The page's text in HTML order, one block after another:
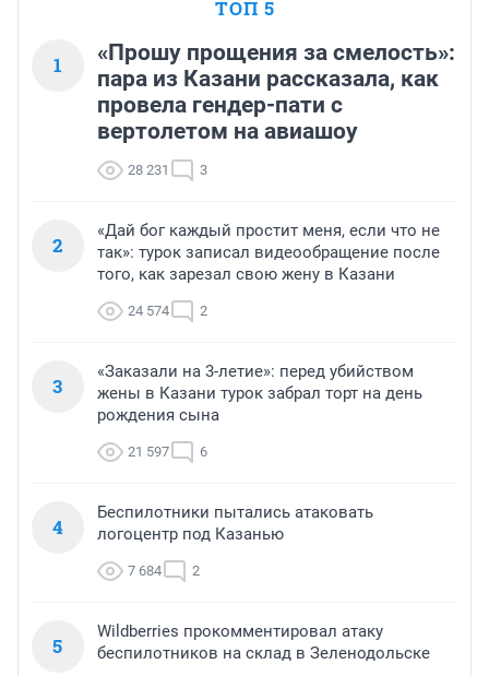
ТОП 5
1
«Прошу прощения за смелость»:
пара из Казани рассказала, как
провела гендер-пати с
вертолетом на авиашоу
28 231 3
2
«Дай бог каждый простит меня, если что не
так»: турок записал видеообращение после
того, как зарезал свою жену в Казани
24 574 2
3
«Заказали на 3-летие»: перед убийством
жены в Казани турок забрал торт на день
рождения сына
21 597 6
4
Беспилотники пытались атаковать
логоцентр под Казанью
7 684 2
5
Wildberries прокомментировал атаку
беспилотников на склад в Зеленодольске